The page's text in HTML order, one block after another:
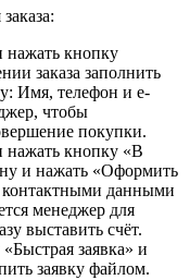
нажать кнопку
заказа заполнить
Имя, телефон и e-
чтобы
покупки.
нажать кнопку «В
и нажать «Оформить
контактными данными
менеджер для
выставить счёт.
заявка» и
заявку файлом.